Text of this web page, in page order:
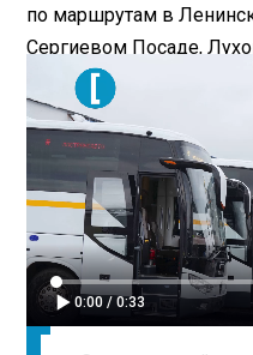
по маршрутам в
Сергиевом Посаде,
0:00 / 0:33